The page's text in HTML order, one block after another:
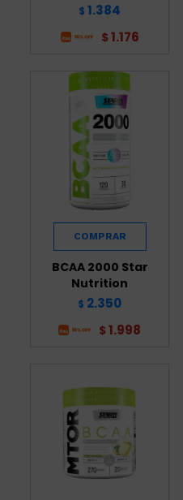
$ 1.384
$ 1.176
BCAA 2000 Star
Nutrition
$ 2.350
$ 1.998